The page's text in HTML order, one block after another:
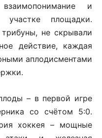
и
площадки.
не скрывали
действие, каждая
аплодисментами
– в первой игре
со счётом 5:0.
хоккея – мощные